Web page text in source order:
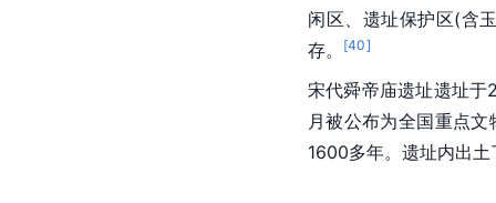
闲区、遗址保护区(含
存。
[40]
宋代舜帝庙遗址遗址
月被公布为全国重点
1600多年。遗址内出